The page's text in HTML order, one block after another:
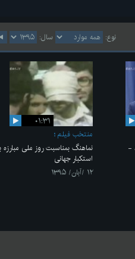
نوع: سال:
-
۰۱:۳۱
منتخب فیلم
نماهنگ بمناسبت روز ملی مبارزه
استکبار جهانی
۱۲ /آبان/ ۱۳۹۵